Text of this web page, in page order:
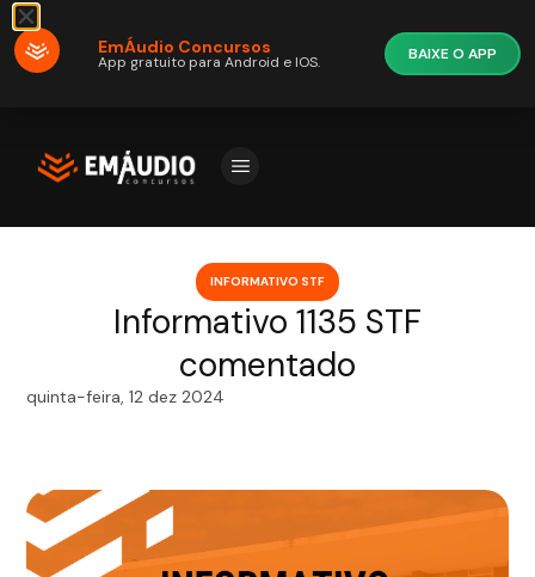
INFORMATIVO STF
Informativo 1135 STF
comentado
quinta-feira, 12 dez 2024
EmÁudio Concursos
App gratuito para Android e IOS. BAIXE O APP